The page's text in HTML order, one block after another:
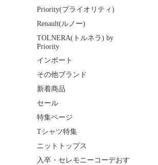
Priority(プライオリティ)
Renault(ルノー)
TOLNERA(トルネラ) by
Priority
インポート
その他ブランド
新着商品
セール
特集ページ
Tシャツ特集
ニットトップス
入卒・セレモニーコーデおす